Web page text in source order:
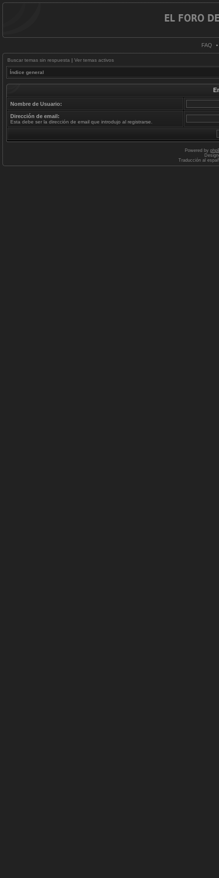
FAQ •
Buscar temas sin respuesta | Ver temas activos
Índice general
Nombre de Usuario:
Dirección de email:
Esta debe ser la dirección de email que introdujo al registrarse.
Powered by
Traducción al